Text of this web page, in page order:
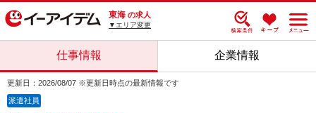
東海 の求人
▼エリア変更
仕事情報 企業情報
更新日：2026/08/07 ※更新日時点の最新情報です
派遣社員